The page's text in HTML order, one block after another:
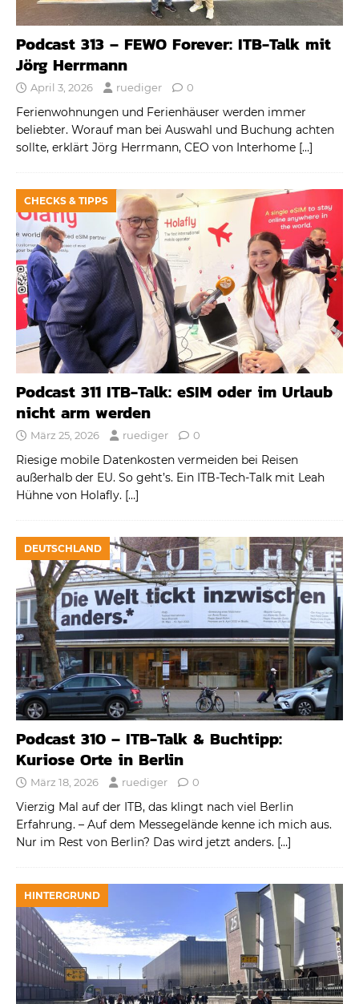
Podcast 313 – FEWO Forever: ITB-Talk mit
Jörg Herrmann
April 3, 2026 ruediger 0
Ferienwohnungen und Ferienhäuser werden immer
beliebter. Worauf man bei Auswahl und Buchung achten
sollte, erklärt Jörg Herrmann, CEO von Interhome […]
CHECKS & TIPPS
Podcast 311 ITB-Talk: eSIM oder im Urlaub
nicht arm werden
März 25, 2026 ruediger 0
Riesige mobile Datenkosten vermeiden bei Reisen
außerhalb der EU. So geht’s. Ein ITB-Tech-Talk mit Leah
Hühne von Holafly. […]
DEUTSCHLAND
Podcast 310 – ITB-Talk & Buchtipp:
Kuriose Orte in Berlin
März 18, 2026 ruediger 0
Vierzig Mal auf der ITB, das klingt nach viel Berlin
Erfahrung. – Auf dem Messegelände kenne ich mich aus.
Nur im Rest von Berlin? Das wird jetzt anders. […]
HINTERGRUND